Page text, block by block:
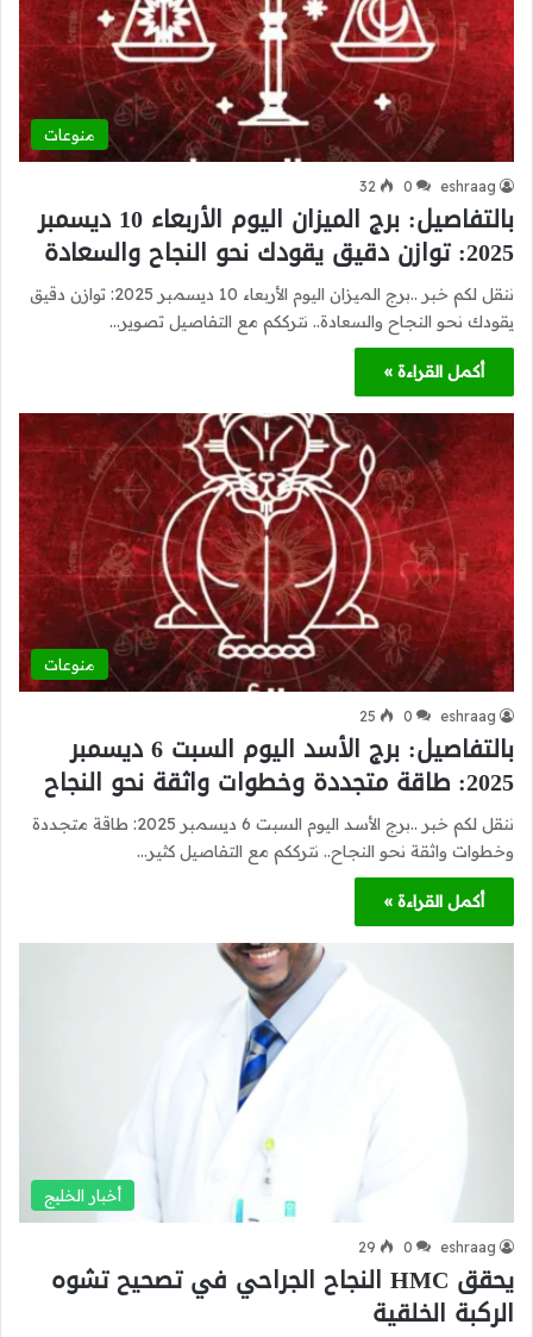
منوعات
eshraag
0
32
بالتفاصيل: برج الميزان اليوم الأربعاء 10 ديسمبر
2025: توازن دقيق يقودك نحو النجاح والسعادة
ننقل لكم خبر ..برج الميزان اليوم الأربعاء 10 ديسمبر 2025: توازن دقيق
يقودك نحو النجاح والسعادة.. نترككم مع التفاصيل تصوير…
أكمل القراءة »
منوعات
eshraag
0
25
بالتفاصيل: برج الأسد اليوم السبت 6 ديسمبر
2025: طاقة متجددة وخطوات واثقة نحو النجاح
ننقل لكم خبر ..برج الأسد اليوم السبت 6 ديسمبر 2025: طاقة متجددة
وخطوات واثقة نحو النجاح.. نترككم مع التفاصيل كثير…
أكمل القراءة »
أخبار الخليج
eshraag
0
29
يحقق HMC النجاح الجراحي في تصحيح تشوه
الركبة الخلقية